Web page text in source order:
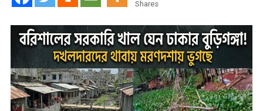
বুড়িগঙ্গা!
দখলদারদের
থাবায়
মরণদশায়
ভুগছে
Shares